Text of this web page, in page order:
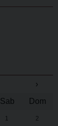
›
Sab Dom
1 2